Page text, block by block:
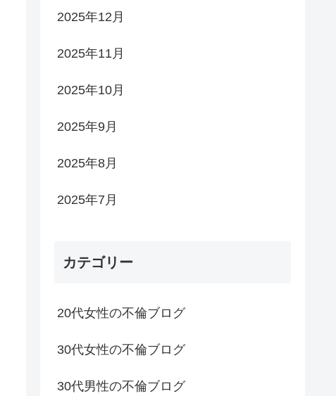
2025年12月
2025年11月
2025年10月
2025年9月
2025年8月
2025年7月
カテゴリー
20代女性の不倫ブログ
30代女性の不倫ブログ
30代男性の不倫ブログ